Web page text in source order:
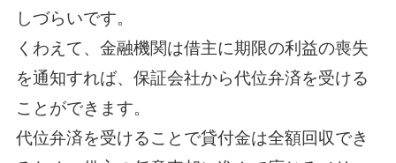
しづらいです。
くわえて、金融機関は借主に期限の利益の喪失
を通知すれば、保証会社から代位弁済を受ける
ことができます。
代位弁済を受けることで貸付金は全額回収でき